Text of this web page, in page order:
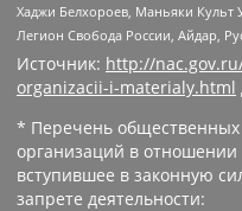
Хаджи Белхороев, Маньяки Культ
Легион Свобода России, Айдар,
Источник: http://
organizacii-i-materialy.html
* Перечень
организаций в
вступившее в законную
запрете деятельности: